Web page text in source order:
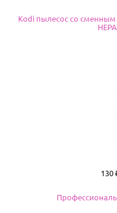
Kodi пылесос со сменным
130